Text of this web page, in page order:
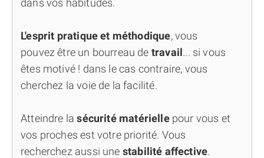
dans vos habitudes.
L'esprit pratique et méthodique, vous
pouvez être un bourreau de travail... si vous
êtes motivé ! dans le cas contraire, vous
cherchez la voie de la facilité.
Atteindre lasécurité matérielle pour vous et
vos proches est votre priorité. Vous
recherchez aussi une stabilité affective.